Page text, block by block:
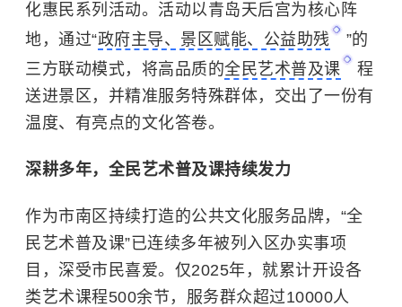
化惠民系列活动。活动以青岛天后宫为核心阵
地，通过“政府主导、景区赋能、公益助残
”的
三方联动模式，将高品质的全民艺术普及课
程
送进景区，并精准服务特殊群体，交出了一份有
温度、有亮点的文化答卷。
深耕多年，全民艺术普及课持续发力
作为市南区持续打造的公共文化服务品牌，“全
民艺术普及课”已连续多年被列入区办实事项
目，深受市民喜爱。仅2025年，就累计开设各
类艺术课程500余节，服务群众超过10000人